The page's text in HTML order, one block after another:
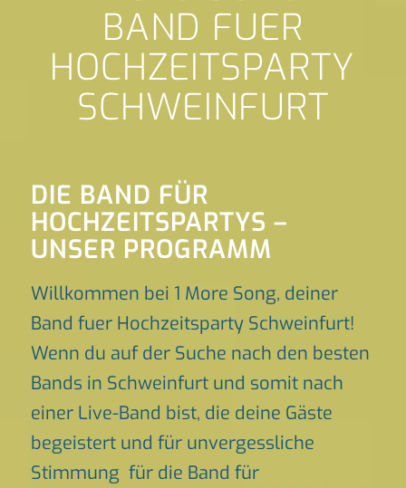
BAND FUER
HOCHZEITSPARTY
SCHWEINFURT
DIE BAND FÜR
HOCHZEITSPARTYS –
UNSER PROGRAMM
Willkommen bei 1 More Song, deiner
Band fuer Hochzeitsparty Schweinfurt!
Wenn du auf der Suche nach den besten
Bands in Schweinfurt und somit nach
einer Live-Band bist, die deine Gäste
begeistert und für unvergessliche
Stimmung für die Band für